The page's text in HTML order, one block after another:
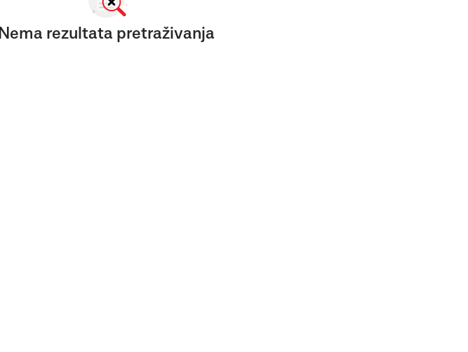
Nema rezultata pretraživanja